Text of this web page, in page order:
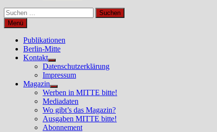
Suchen
nach:
Menü
Publikationen
Berlin-Mitte
Kontakt
Untermenü
anzeigen
Datenschutzerklärung
Impressum
Magazin
Untermenü
anzeigen
Werben in MITTE bitte!
Mediadaten
Wo gibt’s das Magazin?
Ausgaben MITTE bitte!
Abonnement